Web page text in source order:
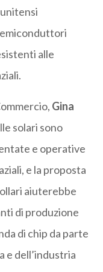
alle
Gina
solari sono
e operative
e la proposta
aiuterebbe
di produzione
di chip da parte
e dell’industria